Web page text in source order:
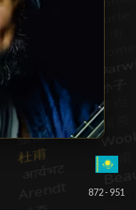
872 - 951